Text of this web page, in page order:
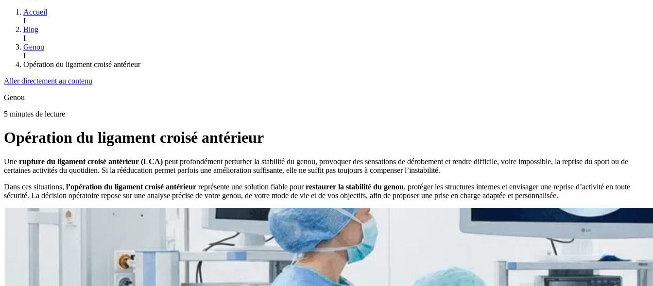
Accueil
I
Blog
I
Genou
I
Opération du ligament croisé antérieur
Aller directement au contenu
Genou
5 minutes de lecture
Opération du ligament croisé antérieur
Une rupture du ligament croisé antérieur (LCA) peut profondément perturber la stabilité du genou, provoquer des sensations de dérobement et rendre difficile, voire impossible, la reprise du sport ou de
certaines activités du quotidien. Si la rééducation permet parfois une amélioration suffisante, elle ne suffit pas toujours à compenser l’instabilité.
Dans ces situations, l’opération du ligament croisé antérieur représente une solution fiable pourrestaurer la stabilité du genou, protéger les structures internes et envisager une reprise d’activité en toute
sécurité. La décision opératoire repose sur une analyse précise de votre genou, de votre mode de vie et de vos objectifs, afin de proposer une prise en charge adaptée et personnalisée.